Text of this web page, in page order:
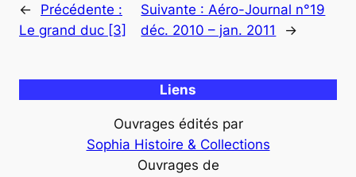
←
Précédente :
Le grand duc [3]
Suivante : Aéro-Journal n°19
déc. 2010 – jan. 2011
→
Liens
Ouvrages édités par
Sophia Histoire & Collections
Ouvrages de